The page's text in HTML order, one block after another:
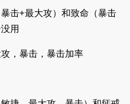
击+最大攻）和致命（暴击
用
，暴击，暴击加率